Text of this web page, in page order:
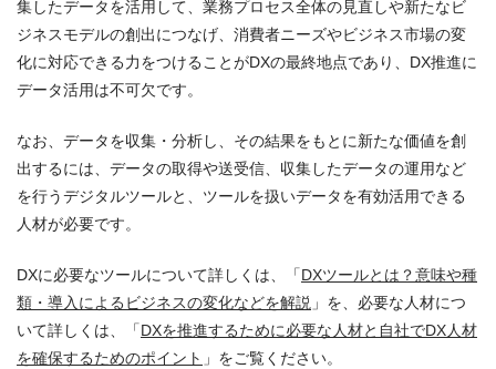
集したデータを活用して、業務プロセス全体の見直しや新たなビ
ジネスモデルの創出につなげ、消費者ニーズやビジネス市場の変
化に対応できる力をつけることがDXの最終地点であり、DX推進に
データ活用は不可欠です。
なお、データを収集・分析し、その結果をもとに新たな価値を創
出するには、データの取得や送受信、収集したデータの運用など
を行うデジタルツールと、ツールを扱いデータを有効活用できる
人材が必要です。
DXに必要なツールについて詳しくは、「DXツールとは？意味や種
類・導入によるビジネスの変化などを解説 」を、必要な人材につ
いて詳しくは、「DXを推進するために必要な人材と自社でDX人材
を確保するためのポイント 」をご覧ください。